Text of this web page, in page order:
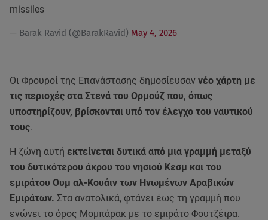
missiles
— Barak Ravid (@BarakRavid) May 4, 2026
Οι Φρουροί της Επανάστασης δημοσίευσαν νέο χάρτη με
τις περιοχές στα Στενά του Ορμούζ που, όπως
υποστηρίζουν, βρίσκονται υπό τον έλεγχο του ναυτικού
τους.
Η ζώνη αυτή εκτείνεται δυτικά από μια γραμμή μεταξύ
του δυτικότερου άκρου του νησιού Κεσμ και του
εμιράτου Ουμ αλ-Κουάιν των Ηνωμένων Αραβικών
Εμιράτων. Στα ανατολικά, φτάνει έως τη γραμμή που
ενώνει το όρος Μομπάρακ με το εμιράτο Φουτζέιρα.